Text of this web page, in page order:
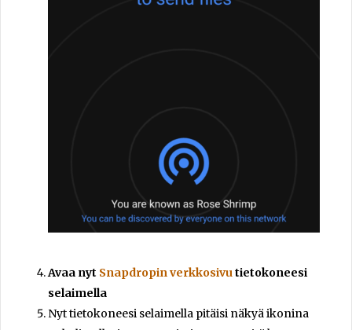
Avaa nyt Snapdropin verkkosivutietokoneesi
selaimella
Nyt tietokoneesi selaimella pitäisi näkyä ikonina